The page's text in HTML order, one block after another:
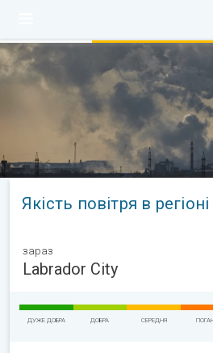
Якість повітря в
зараз
Labrador City
ДУЖЕ ДОБРА ДОБРА СЕРЕДНЯ